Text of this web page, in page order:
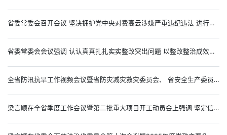
省委常委会召开会议 坚决拥护党中央对费高云涉嫌严重违纪违法 进行纪律审查和监察调查的决定 梁言顺主持并讲话
省委常委会会议强调 认认真真扎扎实实整改突出问题 以整改整治成效检验学习教育实效 梁言顺主持并讲话
全省防汛抗旱工作视频会议暨省防灾减灾救灾委员会、 省安全生产委员会全体（扩大）会议召开 梁言顺批示 王清宪讲话
梁言顺在全省季度工作会议暨第二批重大项目开工动员会上强调 坚定信心紧盯目标攻坚突围真抓实干 以更大力度和更实举措抓好经济工作 王清宪张西明出席